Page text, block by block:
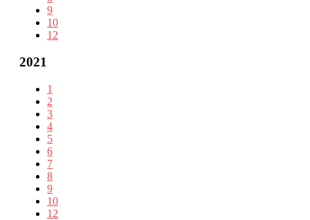
9
10
12
2021
1
2
3
4
5
6
7
8
9
10
12